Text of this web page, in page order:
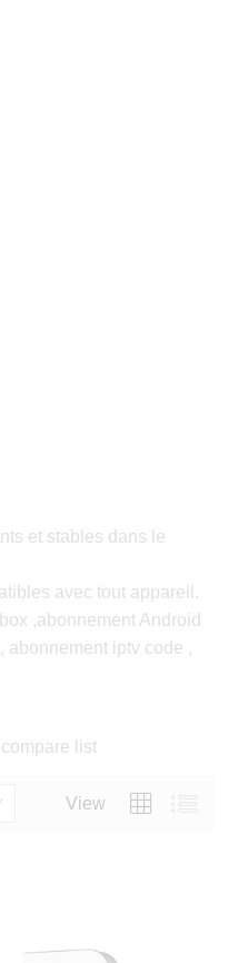
et stables dans le
avec tout appareil.
,abonnement Android
abonnement iptv code ,
list
View